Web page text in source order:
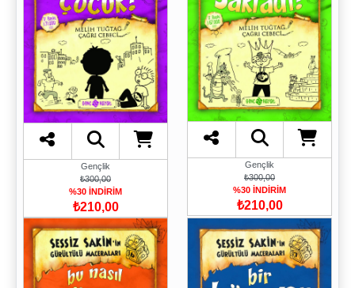
Gençlik
₺300,00
%30 İNDİRİM
₺210,00
Gençlik
₺300,00
%30 İNDİRİM
₺210,00